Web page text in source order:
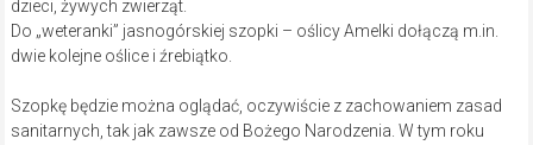
dzieci, żywych zwierząt.
Do „weteranki” jasnogórskiej szopki – oślicy Amelki dołączą m.in.
dwie kolejne oślice i źrebiątko.
Szopkę będzie można oglądać, oczywiście z zachowaniem zasad
sanitarnych, tak jak zawsze od Bożego Narodzenia. W tym roku